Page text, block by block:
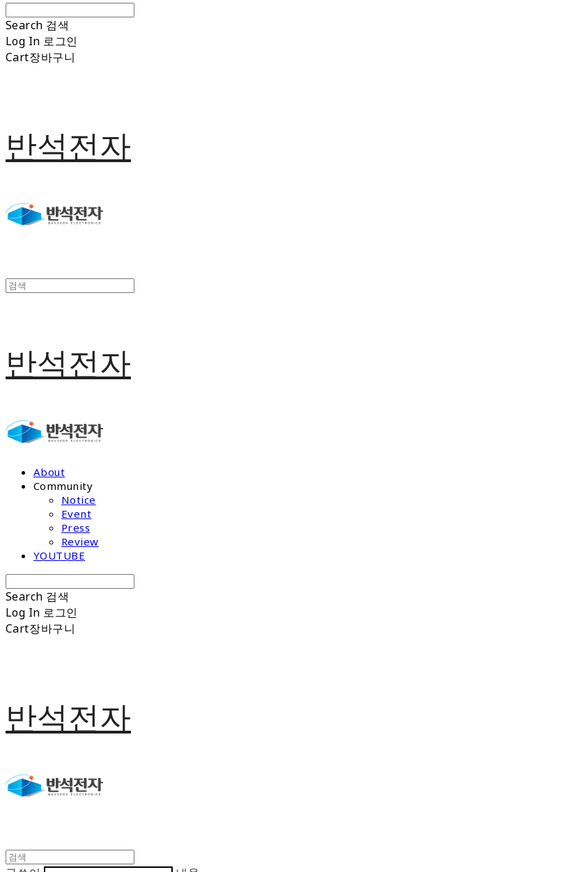
Search 검색
Log In 로그인
Cart장바구니
반석전자
반석전자
About
Community
Notice
Event
Press
Review
YOUTUBE
Search 검색
Log In 로그인
Cart장바구니
반석전자